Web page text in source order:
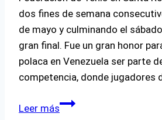
dos fines de semana
de mayo y culminando el
gran final. Fue un gran honor
polaca en Venezuela ser parte
competencia, donde jugadores
Leer más¡Jugamos